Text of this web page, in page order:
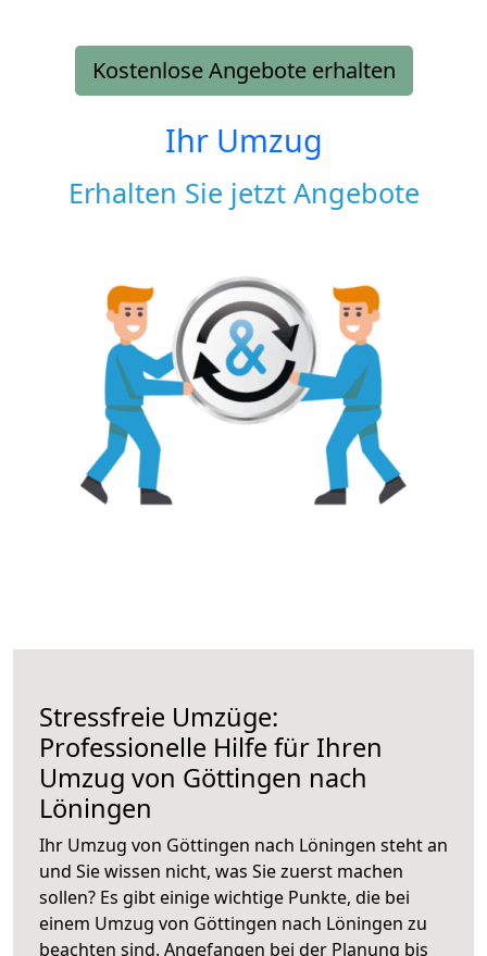
Kostenlose Angebote erhalten
Ihr Umzug
Erhalten Sie jetzt Angebote
Stressfreie Umzüge:
Professionelle Hilfe für Ihren
Umzug von Göttingen nach
Löningen
Ihr Umzug von Göttingen nach Löningen steht an
und Sie wissen nicht, was Sie zuerst machen
sollen? Es gibt einige wichtige Punkte, die bei
einem Umzug von Göttingen nach Löningen zu
beachten sind. Angefangen bei der Planung bis